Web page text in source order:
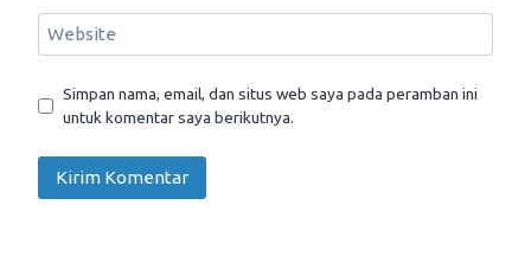
Website
Simpan nama, email, dan situs web saya pada peramban ini
untuk komentar saya berikutnya.